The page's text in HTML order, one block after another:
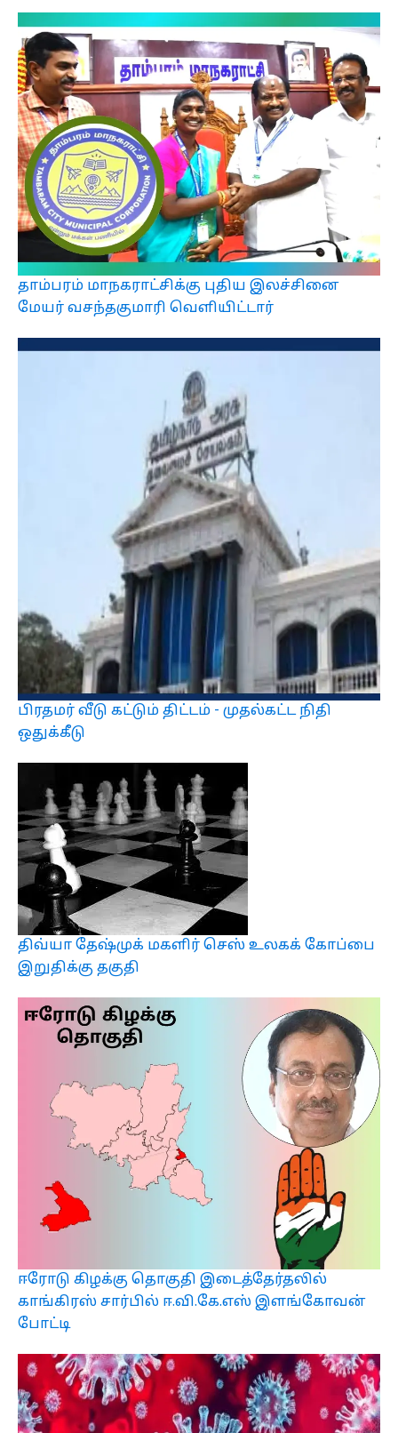
தாம்பரம் மாநகராட்சிக்கு புதிய இலச்சினை
மேயர் வசந்தகுமாரி வெளியிட்டார்
பிரதமர் வீடு கட்டும் திட்டம் - முதல்கட்ட நிதி
ஒதுக்கீடு
திவ்யா தேஷ்முக் மகளிர் செஸ் உலகக் கோப்பை
இறுதிக்கு தகுதி
ஈரோடு கிழக்கு தொகுதி இடைத்தேர்தலில்
காங்கிரஸ் சார்பில் ஈ.வி.கே.எஸ் இளங்கோவன்
போட்டி